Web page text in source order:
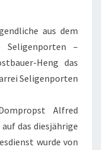
aus dem
Seligenporten –
Heng das
Seligenporten
Alfred
das diesjährige
wurde von